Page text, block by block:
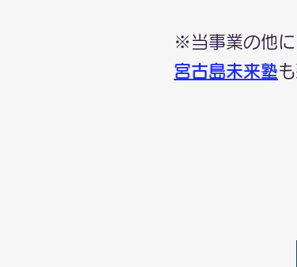
※当事業の他に
宮古島未来塾